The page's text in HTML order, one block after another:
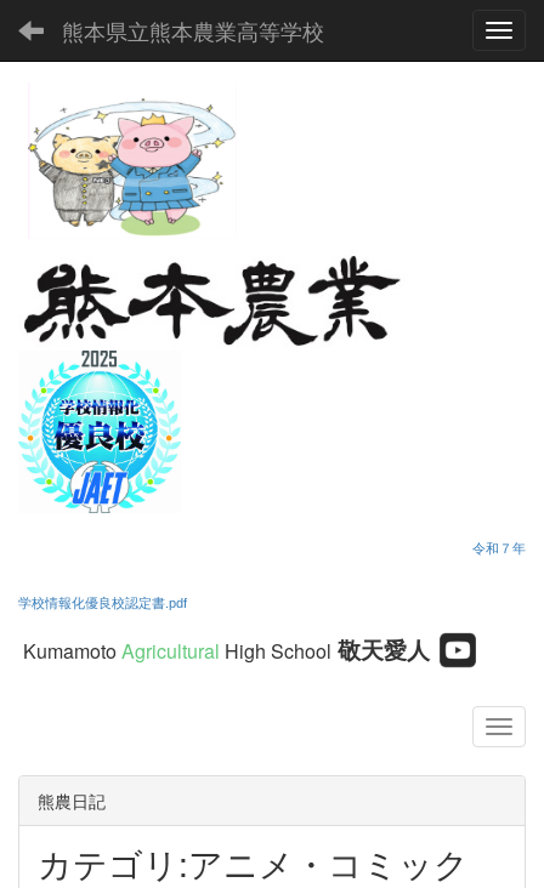
熊本県立熊本農業高等学校
令和７年
学校情報化優良校認定書.pdf
KumamotoAgricultural High School 敬天愛人
熊農日記
カテゴリ:アニメ・コミック